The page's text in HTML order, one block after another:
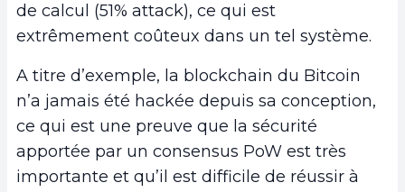
de calcul (51% attack), ce qui est
extrêmement coûteux dans un tel système.
A titre d’exemple, la blockchain du Bitcoin
n’a jamais été hackée depuis sa conception,
ce qui est une preuve que la sécurité
apportée par un consensus PoW est très
importante et qu’il est difficile de réussir à